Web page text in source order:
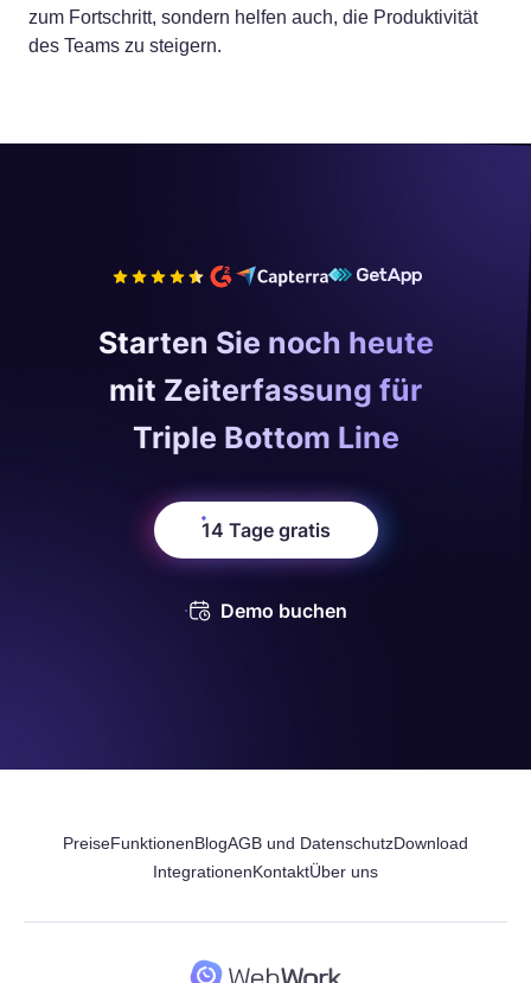
zum Fortschritt, sondern helfen auch, die Produktivität
des Teams zu steigern.
Starten Sie noch heute
mit Zeiterfassung für
Triple Bottom Line
14 Tage gratis
Demo buchen
PreiseFunktionenBlogAGB und DatenschutzDownload
IntegrationenKontaktÜber uns